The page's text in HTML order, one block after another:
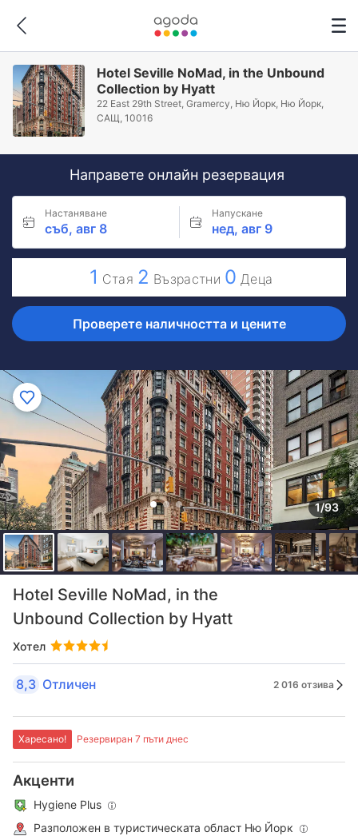
Hotel Seville NoMad, in the Unbound
Collection by Hyatt
22 East 29th Street, Gramercy, Ню Йорк, Ню Йорк,
САЩ, 10016
Направете онлайн резервация
Настаняване
съб, авг 8
Напускане
нед, авг 9
1 Стая 2 Възрастни 0 Деца
Проверете наличността и цените
1/93
Hotel Seville NoMad, in the
Unbound Collection by Hyatt
Хотел
8,3 Отличен 2 016 отзива
Харесано! Резервиран 7 пъти днес
Акценти
Hygiene Plus
Разположен в туристическата област Ню Йорк